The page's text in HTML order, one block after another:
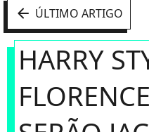
arrow_left ÚLTIMO ARTIGO
HARRY